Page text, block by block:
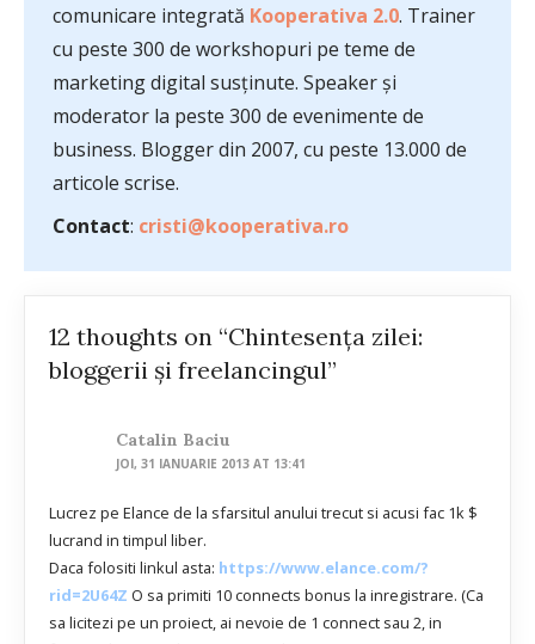
comunicare integrată Kooperativa 2.0. Trainer
cu peste 300 de workshopuri pe teme de
marketing digital susținute. Speaker și
moderator la peste 300 de evenimente de
business. Blogger din 2007, cu peste 13.000 de
articole scrise.
Contact: cristi@kooperativa.ro
12 thoughts on “Chintesenţa zilei:
bloggerii şi freelancingul”
Catalin Baciu
JOI, 31 IANUARIE 2013 AT 13:41
Lucrez pe Elance de la sfarsitul anului trecut si acusi fac 1k $
lucrand in timpul liber.
Daca folositi linkul asta: https://www.elance.com/?
rid=2U64Z O sa primiti 10 connects bonus la inregistrare. (Ca
sa licitezi pe un proiect, ai nevoie de 1 connect sau 2, in